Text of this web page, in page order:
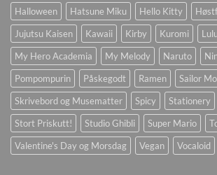
Halloween
Hatsune Miku Hello Kitty
Jujutsu Kaisen
Kawaii Kirby Kuromi
My Hero Academia
My Melody Naruto
Pompompurin
Påskegodt Ramen Sailor
Skrivebord og Musematter
Spicy Stationery
Stort Priskutt!
Studio Ghibli Super Mario
Valentine's Day og Morsdag
Vegan Vocaloid